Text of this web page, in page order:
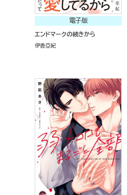
電子版
エンドマークの続きから
伊香亞紀